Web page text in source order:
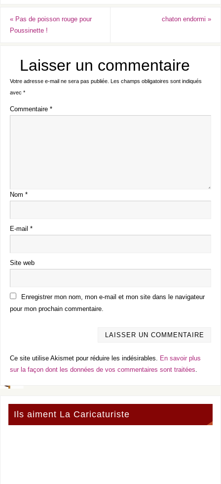
«Pas de poisson rouge pour
Poussinette !
chaton endormi»
Laisser un commentaire
Votre adresse e-mail ne sera pas publiée.
Les champs obligatoires sont indiqués
avec *
Commentaire *
Nom *
E-mail *
Site web
Enregistrer mon nom, mon e-mail et mon site dans le navigateur
pour mon prochain commentaire.
Ce site utilise Akismet pour réduire les indésirables.
En savoir plus
sur la façon dont les données de vos commentaires sont traitées
Ils aiment La Caricaturiste